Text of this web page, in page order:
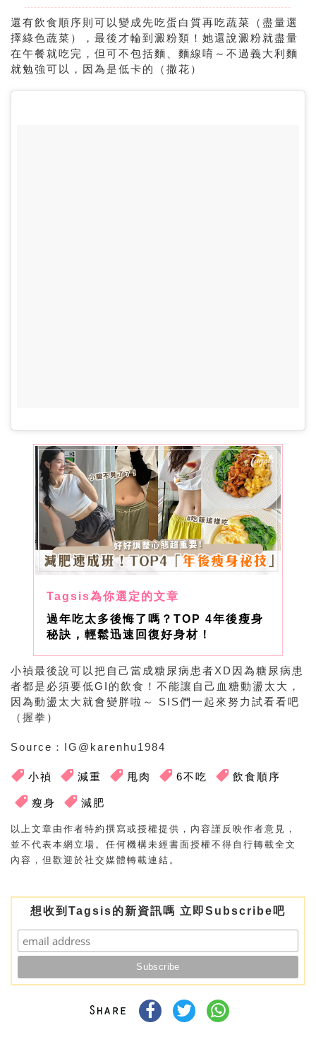
還有飲食順序則可以變成先吃蛋白質再吃蔬菜（盡量選
擇綠色蔬菜），最後才輪到澱粉類！她還說澱粉就盡量
在午餐就吃完，但可不包括麵、麵線唷～不過義大利麵
就勉強可以，因為是低卡的（撒花）
過年吃太多後悔了嗎？TOP 4年後瘦身
秘訣，輕鬆迅速回復好身材！
小禎最後說可以把自己當成糖尿病患者XD 因為糖尿病患
者都是必須要低GI 的飲食！不能讓自己血糖動盪太大，
因為動盪太大就會變胖啦～
SIS們一起來努力試看看吧
（握拳）
Source ：IG@karenhu1984
小禎 減重 甩肉 6不吃 飲食順序
瘦身 減肥
以上文章由作者特約撰寫或授權提供，內容謹反映作者意見，
並不代表本網立場。任何機構未經書面授權不得自行轉載全文
內容，但歡迎於社交媒體轉載連結。
想收到Tagsis的新資訊嗎 立即Subscribe吧